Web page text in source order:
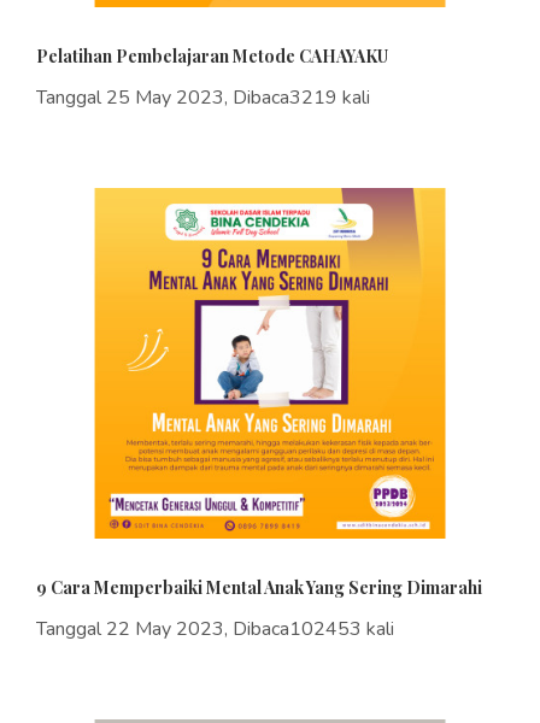
Pelatihan Pembelajaran Metode CAHAYAKU
Tanggal 25 May 2023, Dibaca3219 kali
9 Cara Memperbaiki Mental Anak Yang Sering Dimarahi
Tanggal 22 May 2023, Dibaca102453 kali